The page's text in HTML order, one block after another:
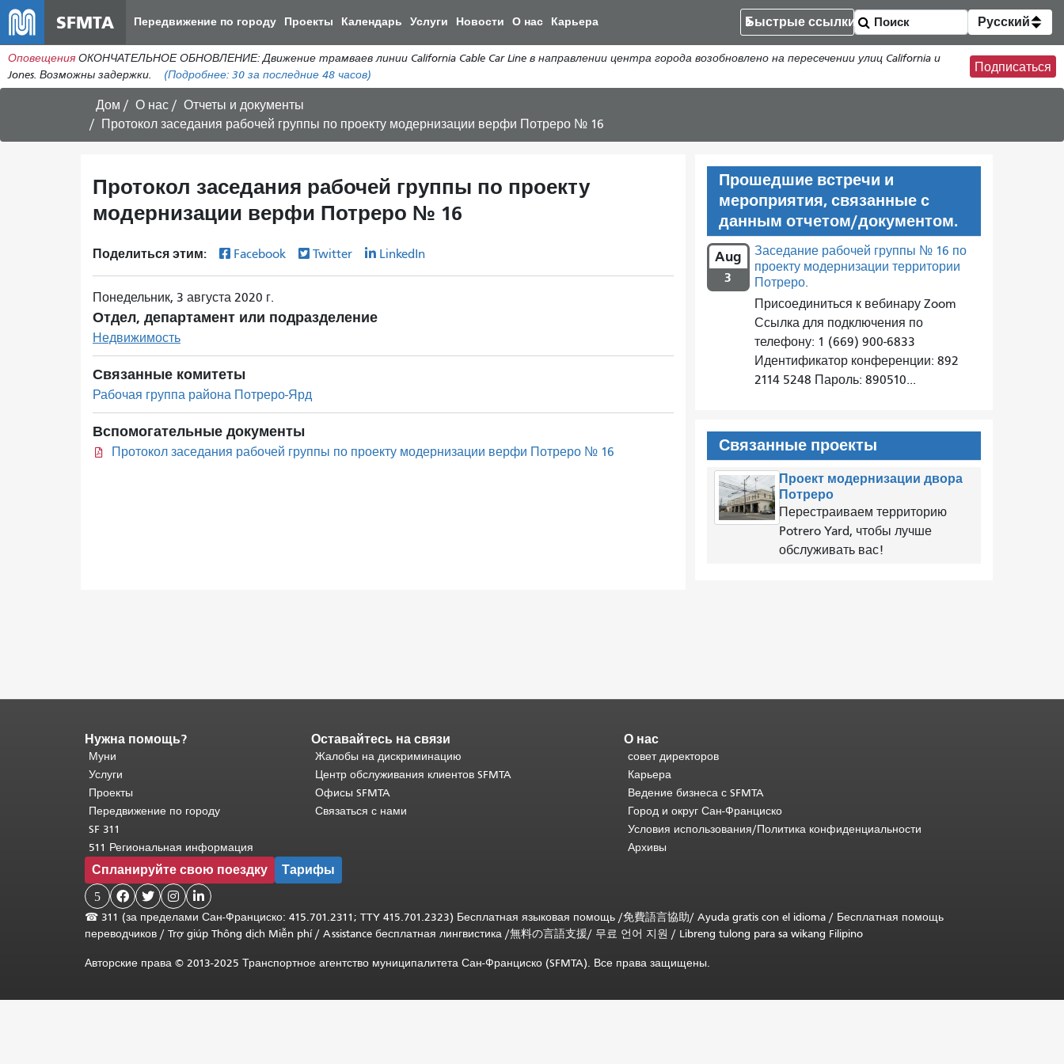
к
общему
содержанию
SFMTA Передвижение по городу Проекты Календарь Услуги Новости О нас Карьера Быстрые ссылки Русский
Оповещения ОКОНЧАТЕЛЬНОЕ ОБНОВЛЕНИЕ: Движение трамваев линии California Cable Car Line в направлении центра города возобновлено на пересечении улиц California и
Jones. Возможны задержки.
(Подробнее: 30 за последние 48 часов)
Подписаться
Дом О нас
Отчеты и документы
Протокол заседания рабочей группы по проекту модернизации верфи Потреро № 16
Протокол заседания рабочей группы по проекту
модернизации верфи Потреро № 16
Поделиться этим: Facebook Twitter LinkedIn
Понедельник, 3 августа 2020 г.
Отдел, департамент или подразделение
Недвижимость
Связанные комитеты
Рабочая группа района Потреро-Ярд
Вспомогательные документы
Протокол заседания рабочей группы по проекту модернизации верфи Потреро № 16
Прошедшие встречи и
мероприятия, связанные с
данным отчетом/документом.
Aug
3
Заседание рабочей группы № 16 по
проекту модернизации территории
Потреро.
Присоединиться к вебинару Zoom
Ссылка для подключения по
телефону: 1 (669) 900-6833
Идентификатор конференции: 892
2114 5248 Пароль: 890510...
Связанные проекты
Проект модернизации двора
Потреро
Перестраиваем территорию
Potrero Yard, чтобы лучше
обслуживать вас!
Конец
содержимого
страницы.
часть
этой
страницы
на
каждой
странице.
Вернуться
к
началу
основного
содержимого
Нужна помощь?
Муни
Услуги
Проекты
Передвижение по городу
SF 311
511 Региональная информация
Оставайтесь на связи
Жалобы на дискриминацию
Центр обслуживания клиентов SFMTA
Офисы SFMTA
Связаться с нами
О нас
совет директоров
Карьера
Ведение бизнеса с SFMTA
Город и округ Сан-Франциско
Условия использования/Политика конфиденциальности
Архивы
Спланируйте свою поездку Тарифы
5    
☎ 311 (за пределами Сан-Франциско: 415.701.2311; TTY 415.701.2323) Бесплатная языковая помощь /免費語言協助/ Ayuda gratis con el idioma / Бесплатная помощь
переводчиков / Trợ giúp Thông dịch Miễn phí/ Assistance бесплатная лингвистика /無料の言語支援/ 무료 언어 지원 / Libreng tulong para sa wikang Filipino
Авторские права © 2013-2025 Транспортное агентство муниципалитета Сан-Франциско (SFMTA). Все права защищены.